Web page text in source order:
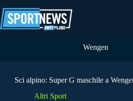
al
contenuto
Wengen
Sci alpino: Super G maschile a
Altri Sport